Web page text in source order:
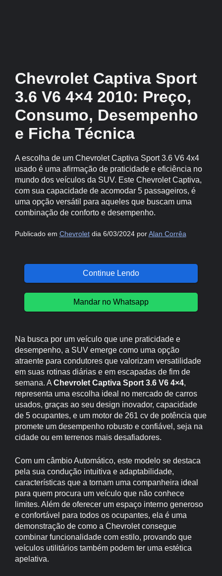
Chevrolet Captiva Sport
3.6 V6 4×4 2010: Preço,
Consumo, Desempenho
e Ficha Técnica
A escolha de um Chevrolet Captiva Sport 3.6 V6 4x4
usado é uma afirmação de praticidade e eficiência no
mundo dos veículos da SUV. Este Chevrolet Captiva,
com sua capacidade de acomodar 5 passageiros, é
uma opção versátil para aqueles que buscam uma
combinação de conforto e desempenho.
Publicado em Chevroletdia 6/03/2024 porAlan Corrêa
Continue Lendo
Mandar no Whatsapp
Na busca por um veículo que une praticidade e
desempenho, a SUV emerge como uma opção
atraente para condutores que valorizam versatilidade
em suas rotinas diárias e em escapadas de fim de
semana. A Chevrolet Captiva Sport 3.6 V6 4×4,
representa uma escolha ideal no mercado de carros
usados, graças ao seu design inovador, capacidade
de 5 ocupantes, e um motor de 261 cv de potência que
promete um desempenho robusto e confiável, seja na
cidade ou em terrenos mais desafiadores.
Com um câmbio Automático, este modelo se destaca
pela sua condução intuitiva e adaptabilidade,
características que a tornam uma companheira ideal
para quem procura um veículo que não conhece
limites. Além de oferecer um espaço interno generoso
e confortável para todos os ocupantes, ela é uma
demonstração de como a Chevrolet consegue
combinar funcionalidade com estilo, provando que
veículos utilitários também podem ter uma estética
apelativa.